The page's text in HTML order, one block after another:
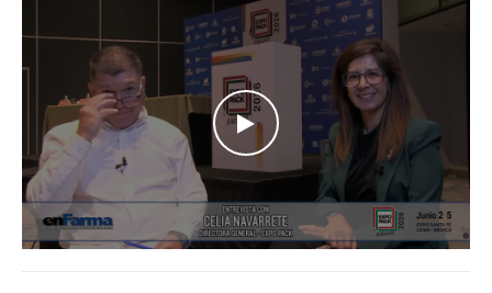
WATCH THE VIDEO